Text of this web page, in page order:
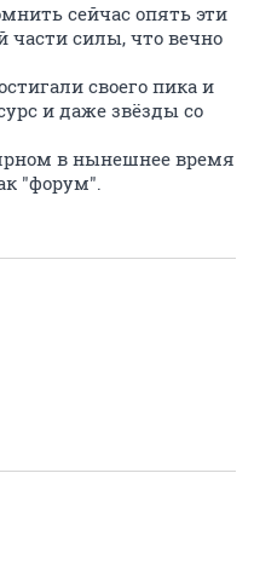
сейчас опять эти
части силы, что вечно
своего пика и
и даже звёзды со
в нынешнее время
"форум".